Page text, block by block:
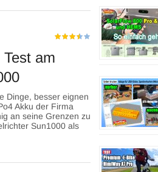
am
Dinge, besser eignen
Akku der Firma
an seine Grenzen zu
Sun1000 als